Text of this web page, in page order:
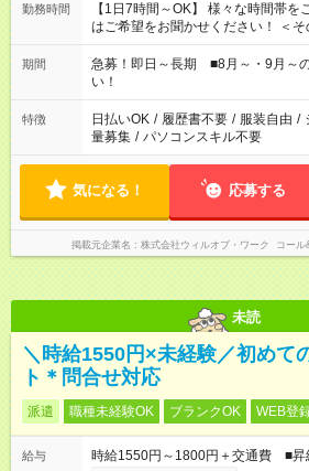
勤務時間
【1日7時間～OK】 様々な時間帯
はご希望をお聞かせください！ ＜その他シフト例＞ 9：00～
17：00 11：00～20：00 などなど
期間
急募！即日～長期 ■8月～・9月～
い！
特徴 日払いOK / 履歴書不要 / 服装自由 /
量募集 / パソコンスキル不要
気になる！ 応募する
掲載元企業名 株式会社ウィルオブ・ワーク コール
未読
＼時給1550円×未経験／初めて
ト＊問合せ対応
派遣 職種未経験OK ブランクOK WEB登
給与 時給1550円～1800円＋交通費 ■